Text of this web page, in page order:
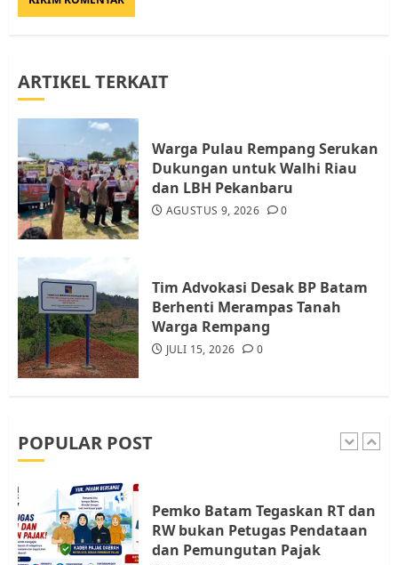
ARTIKEL TERKAIT
Warga Pulau Rempang Serukan
Dukungan untuk Walhi Riau
dan LBH Pekanbaru
AGUSTUS 9, 2026 0
Tim Advokasi Desak BP Batam
Berhenti Merampas Tanah
Warga Rempang
JULI 15, 2026 0
POPULAR POST
4
Datangi Pemko Batam, Warga
JULI 21, 2026 0
5
Resahkan Warga
JULI 17, 2026 0
1
Pemko Batam Tegaskan RT dan
RW bukan Petugas Pendataan
dan Pemungutan Pajak